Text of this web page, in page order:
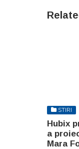
STIRI
Hubix
a
Mara